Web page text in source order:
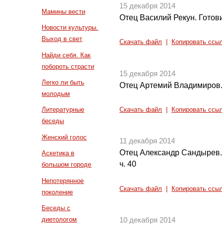
Мамины вести
Новости культуры.
Выход в свет
Найди себя. Как
побороть страсти
Легко ли быть
молодым
Литературные
беседы
Женский голос
Аскетика в
большом городе
Непотерянное
поколение
Беседы с
диетологом
15 декабря 2014
Отец Василий Рекун.
Скачать файл Копировать
15 декабря 2014
Отец Артемий
Скачать файл Копировать
11 декабря 2014
Отец Александр
ч. 40
Скачать файл Копировать
10 декабря 2014